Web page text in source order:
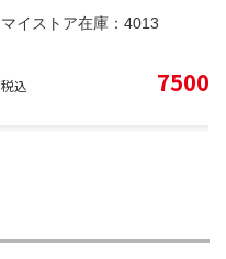
マイストア在庫： 4013
税込 7500